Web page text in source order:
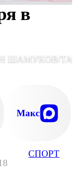
СПОРТ
в
ШАМУКОВ/
Макс